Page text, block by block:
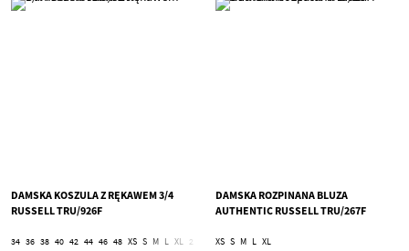
DAMSKA KOSZULA Z RĘKAWEM 3/4
RUSSELL TRU/926F
34 36 38 40 42 44 46 48 XS S M L XL 2XL 3XL 4XL
DAMSKA ROZPINANA BLUZA
AUTHENTIC RUSSELL TRU/267F
XS S M L XL